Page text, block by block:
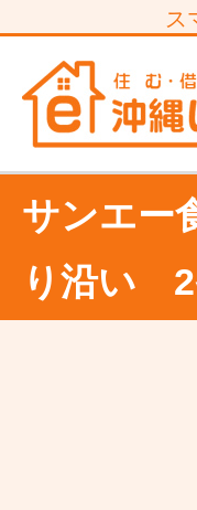
ス
サンエー
り沿い 2